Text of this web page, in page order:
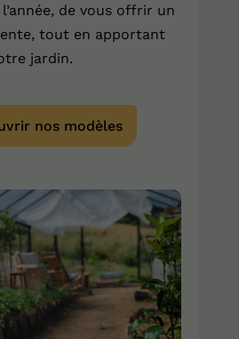
de vous offrir un
tout en apportant
jardin.
nos modèles